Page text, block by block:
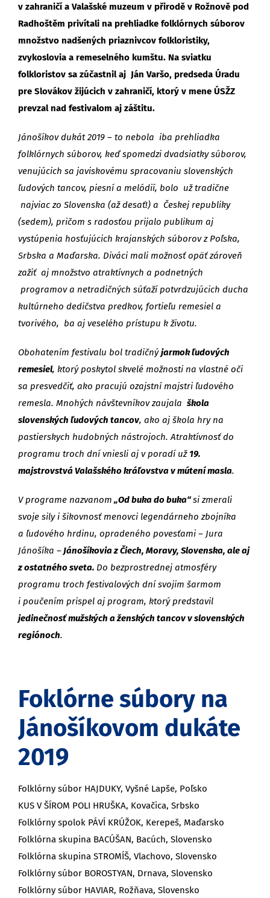
v zahraničí a Valašské muzeum v přirodě v Rožnově pod
Radhoštěm privítali na prehliadke folklórnych súborov
množstvo nadšených priaznivcov folkloristiky,
zvykoslovia a remeselného kumštu. Na sviatku
folkloristov sa zúčastnil aj Ján Varšo, predseda Úradu
pre Slovákov žijúcich v zahraničí, ktorý v mene ÚSŽZ
prevzal nad festivalom aj záštitu.
Jánošíkov dukát 2019 – to nebola iba prehliadka
folklórnych súborov, keď spomedzi dvadsiatky súborov,
venujúcich sa javiskovému spracovaniu slovenských
ľudových tancov, piesní a melódií, bolo už tradične
najviac zo Slovenska (až desať!) a Českej republiky
(sedem), pričom s radosťou prijalo publikum aj
vystúpenia hosťujúcich krajanských súborov z Poľska,
Srbska a Maďarska. Diváci mali možnosť opäť zároveň
zažiť aj množstvo atraktívnych a podnetných
programov a netradičných súťaží potvrdzujúcich ducha
kultúrneho dedičstva predkov, fortieľu remesiel a
tvorivého, ba aj veselého prístupu k životu.
Obohatením festivalu bol tradičnýjarmok ľudových
remesiel, ktorý poskytol skvelé možnosti na vlastné oči
sa presvedčiť, ako pracujú ozajstní majstri ľudového
remesla. Mnohých návštevníkov zaujala škola
slovenských ľudových tancov, ako aj škola hry na
pastierskych hudobných nástrojoch. Atraktívnosť do
programu troch dní vniesli aj v poradí už19.
majstrovstvá Valašského kráľovstva v mútení masla.
V programe nazvanom „Od buka do buka“si zmerali
svoje sily i šikovnosť menovci legendárneho zbojníka
a ľudového hrdinu, opradeného povesťami – Jura
Jánošíka – Jánošíkovia z Čiech, Moravy, Slovenska, ale aj
z ostatného sveta. Do bezprostrednej atmosféry
programu troch festivalových dní svojim šarmom
i poučením prispel aj program, ktorý predstavil
jedinečnosť mužských a ženských tancov v slovenských
regiónoch.
Foklórne súbory na
Jánošíkovom dukáte
2019
Folklórny súbor HAJDUKY, Vyšné Lapše, Poľsko
KUS V ŠÍROM POLI HRUŠKA, Kovačica, Srbsko
Folklórny spolok PÁVÍ KRÚŽOK, Kerepeš, Maďarsko
Folklórna skupina BACÚŠAN, Bacúch, Slovensko
Folklórna skupina STROMÍŠ, Vlachovo, Slovensko
Folklórny súbor BOROSTYAN, Drnava, Slovensko
Folklórny súbor HAVIAR, Rožňava, Slovensko